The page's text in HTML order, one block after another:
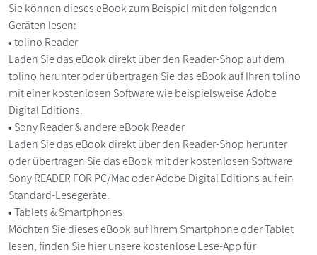
Sie können dieses eBook zum Beispiel mit den folgenden
Geräten lesen:
• tolino Reader
Laden Sie das eBook direkt über den Reader-Shop auf dem
tolino herunter oder übertragen Sie das eBook auf Ihren tolino
mit einer kostenlosen Software wie beispielsweise Adobe
Digital Editions.
• Sony Reader & andere eBook Reader
Laden Sie das eBook direkt über den Reader-Shop herunter
oder übertragen Sie das eBook mit der kostenlosen Software
Sony READER FOR PC/Mac oder Adobe Digital Editions auf ein
Standard-Lesegeräte.
• Tablets & Smartphones
Möchten Sie dieses eBook auf Ihrem Smartphone oder Tablet
lesen, finden Sie hier unsere kostenlose Lese-App für